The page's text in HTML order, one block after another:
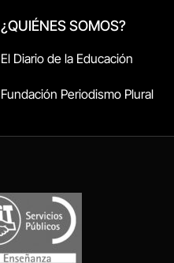
¿QUIÉNES SOMOS?
El Diario de la Educación
Fundación Periodismo Plural